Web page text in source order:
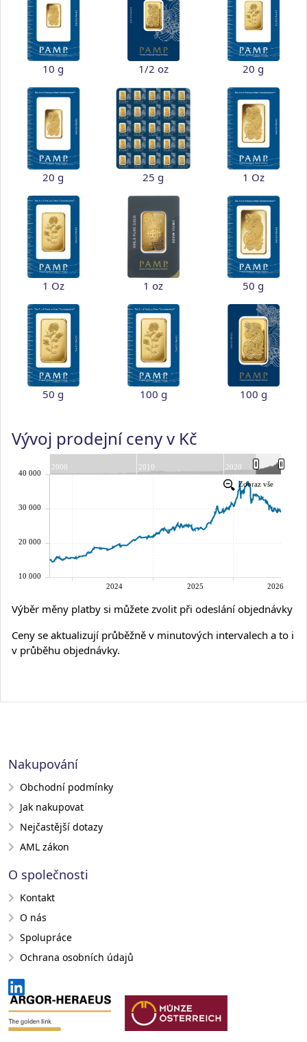
10 g 1/2 oz 20 g
20 g 25 g 1 Oz
1 Oz 1 oz 50 g
50 g 100 g 100 g
Vývoj prodejní ceny v Kč
Výběr měny platby si můžete zvolit při odeslání objednávky
Ceny se aktualizují průběžně v minutových intervalech a to i
v průběhu objednávky.
Nakupování
Obchodní podmínky
Jak nakupovat
Nejčastější dotazy
AML zákon
O společnosti
Kontakt
O nás
Spolupráce
Ochrana osobních údajů